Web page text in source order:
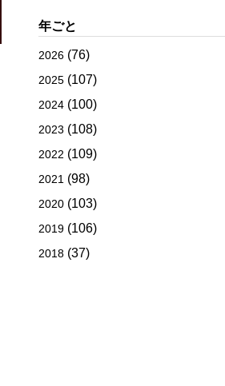
年ごと
2026 (76)
2025 (107)
2024 (100)
2023 (108)
2022 (109)
2021 (98)
2020 (103)
2019 (106)
2018 (37)